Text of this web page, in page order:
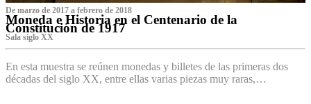
De marzo de 2017 a febrero de 2018
Moneda e Historia en el Centenario de la
Constitución de 1917
Sala siglo XX
En esta muestra se reúnen monedas y billetes de las primeras dos
décadas del siglo XX, entre ellas varias piezas muy raras,…